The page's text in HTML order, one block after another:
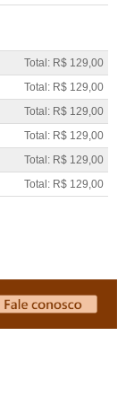
Total: R$ 129,00
Total: R$ 129,00
Total: R$ 129,00
Total: R$ 129,00
Total: R$ 129,00
Total: R$ 129,00